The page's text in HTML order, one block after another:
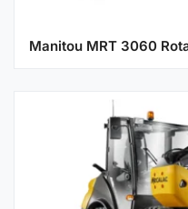
Manitou MRT 3060